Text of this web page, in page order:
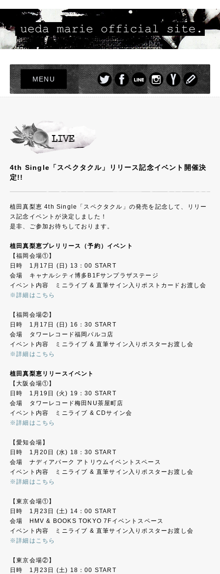
MENU
LIVE
NEWS
PROFILE
DISCOGRAPHY
4th Single「スペクタクル」リリース記念イベント開催決
定!!
植田真梨恵 4th Single「スペクタクル」の発売を記念して、リリー
ス記念イベントが決定しました！
是非、ご参加お待ちしております。
植田真梨恵プレリリース（予約）イベント
【福岡会場①】
日時 1月17日 (日) 13：00 START
会場 キャナルシティ博多B1Fサンプラザステージ
イベント内容 ミニライブ & 直筆サイン入りポストカードお渡し会
※詳細はこちら
【福岡会場②】
日時 1月17日 (日) 16：30 START
会場 タワーレコード福岡パルコ店
イベント内容 ミニライブ & 直筆サイン入りポスターお渡し会
※詳細はこちら
植田真梨恵リリースイベント
【大阪会場①】
日時 1月19日 (火) 19：30 START
会場 タワーレコード梅田NU茶屋町店
イベント内容 ミニライブ & CDサイン会
※詳細はこちら
【愛知会場】
日時 1月20日 (水) 18：30 START
会場 ナディアパーク アトリウムイベントスペース
イベント内容 ミニライブ & 直筆サイン入りポスターお渡し会
※詳細はこちら
【東京会場①】
日時 1月23日 (土) 14：00 START
会場 HMV & BOOKS TOKYO 7Fイベントスペース
イベント内容 ミニライブ & 直筆サイン入りポスターお渡し会
※詳細はこちら
【東京会場②】
日時 1月23日 (土) 18：00 START